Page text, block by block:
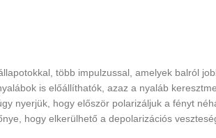
több impulzussal, amelyek balról
is előállíthatók, azaz a nyaláb
nyerjük, hogy először polarizáljuk a fényt
hogy elkerülhető a depolarizációs